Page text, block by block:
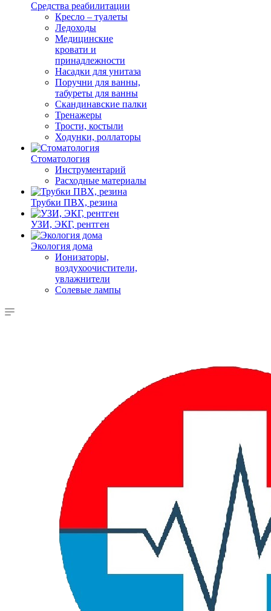
Средства реабилитации
Кресло – туалеты
Ледоходы
Медицинские
кровати и
принадлежности
Насадки для унитаза
Поручни для ванны,
табуреты для ванны
Скандинавские палки
Тренажеры
Трости, костыли
Ходунки, роллаторы
Стоматология
Инструментарий
Расходные материалы
Трубки ПВХ, резина
УЗИ, ЭКГ, рентген
Экология дома
Ионизаторы,
воздухоочистители,
увлажнители
Солевые лампы